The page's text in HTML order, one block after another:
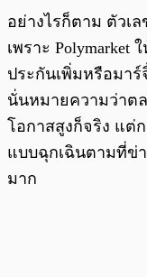
อย่างไรก็ตาม ตัวเ
เพราะ Polymarket
ประกันเพิ่มหรือมาร์
นั่นหมายความว่าต
โอกาสสูงก็จริง แต่
แบบฉุกเฉินตามที่ข่
มาก